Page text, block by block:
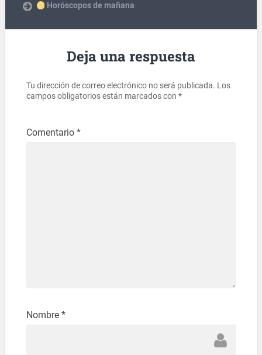
Horóscopos de mañana
Deja una respuesta
Tu dirección de correo electrónico no será publicada. Los
campos obligatorios están marcados con *
Comentario *
Nombre *